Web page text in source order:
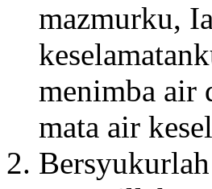
mazmurku,
menimba air
mata air